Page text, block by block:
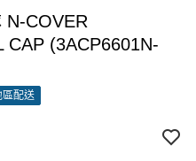
N-COVER
CAP (3ACP6601N-
區配送